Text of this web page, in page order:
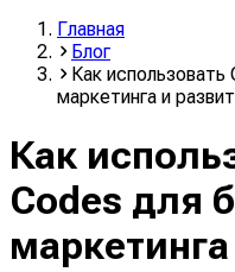
Главная
Блог
Как использовать
маркетинга и
Как
Codes для